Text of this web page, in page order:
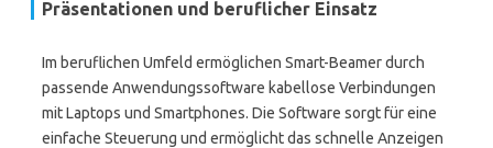
Präsentationen und beruflicher Einsatz
Im beruflichen Umfeld ermöglichen Smart-Beamer durch
passende Anwendungssoftware kabellose Verbindungen
mit Laptops und Smartphones. Die Software sorgt für eine
einfache Steuerung und ermöglicht das schnelle Anzeigen